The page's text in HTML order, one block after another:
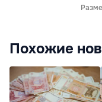
Похожие